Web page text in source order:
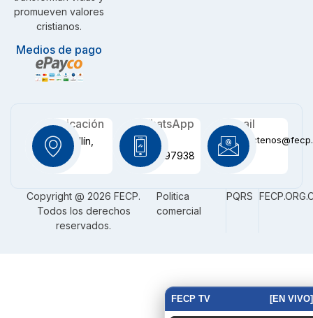
FECP TV [EN VIVO]
promueven valores
cristianos.
Medios de pago
Ubicación
Medellín,
CO
WhatsApp
+57
3116097938
Email
Copyright @ 2026 FECP.
Todos los derechos
reservados.
Politica
comercial
PQRS